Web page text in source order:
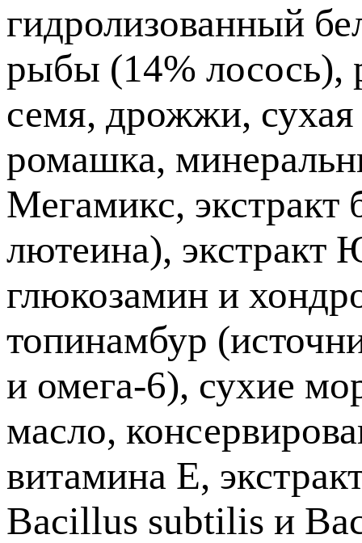
гидролизованный
рыбы (14% лосось),
семя, дрожжи, сухая
ромашка,
Мегамикс, экстракт
лютеина), экстракт
глюкозамин и
топинамбур
и омега-6), сухие
масло,
витамина Е,
Bacillus subtilis и